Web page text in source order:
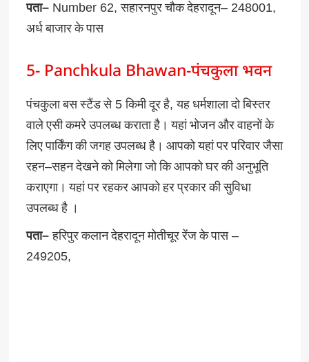
पता–Number 62,सहारनपुर चौक देहरादून– 248001,
अर्ध बाजार के पास
5- Panchkula Bhawan-पंचकुला भवन
पंचकुला बस स्टैंड से5किमी दूर है,यह धर्मशाला दो बिस्तर
वाले एसी कमरे उपलब्ध कराता है। यहां भोजन और वाहनों के
लिए पार्किंग की जगह उपलब्ध है। आपको यहां पर परिवार जैसा
रहन–सहन देखने को मिलेगा जो कि आपको घर की अनुभूति
कराएगा। यहां पर रहकर आपको हर प्रकार की सुविधा
उपलब्ध है ।
पता– हरिपुर कलान देहरादून मोतीचूर रेंज के पास–
249205,